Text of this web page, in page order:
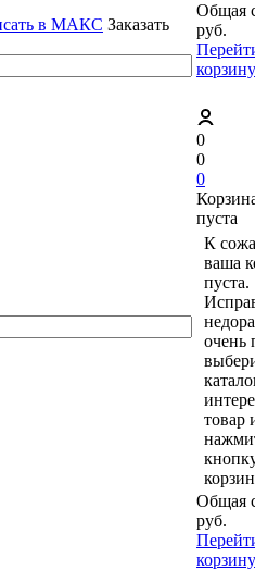
Заказать
Общая
руб.
корзину
0
0
0
пуста
К
ваша
пуста.
очень
товар
Общая
руб.
корзину